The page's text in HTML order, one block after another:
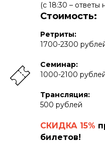
(с 18:30 – ответы
Стоимость:
Ретриты:
1700-2300
Семинар:
1000-2100
Трансляция:
500 рублей
СКИДКА 15%
билетов!